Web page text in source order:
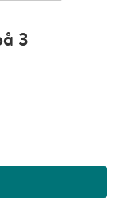
3